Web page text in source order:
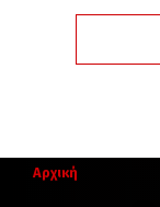
Αρχική